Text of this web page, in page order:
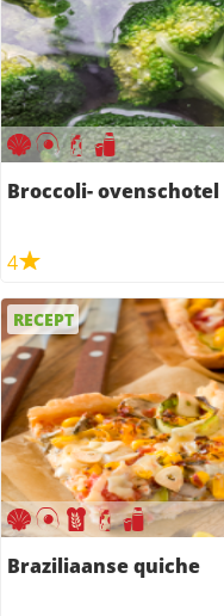
Broccoli-
4
RECEPT
Braziliaanse quiche